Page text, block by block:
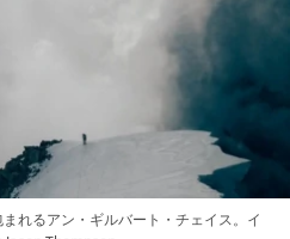
れるアン・ギルバート・チェイス。イ